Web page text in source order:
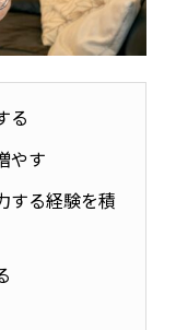
る
やす
する経験を積